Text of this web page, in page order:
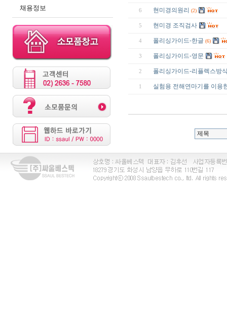
채용정보 6 현미경의원리 (2)
5 현미경 조직검사
4 폴리싱가이드-한글 (6)
3 폴리싱가이드-영문
2 폴리싱가이드-리플렉스방
1 실험용 전해연마기를 이용